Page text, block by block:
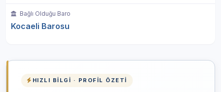
Bağlı Olduğu Baro
Kocaeli Barosu
HIZLI BILGI · PROFIL ÖZETI